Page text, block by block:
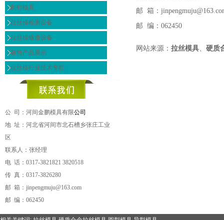
制钉模具
拉丝模检测设备
拉丝模修造设备
新特产品展示
拉丝模行业技术专栏
公 司：河间金鹏模具有限公司
地 址：河北省河间市北石槽乡张庄工业
区
联系人：张经理
电 话：0317-3821821 3820518
传 真：0317-3826280
邮 箱：jinpengmuju@163.com
邮 编：062450
邮 箱：
邮 编：062450
网站来源： 拉丝模具、 硬质